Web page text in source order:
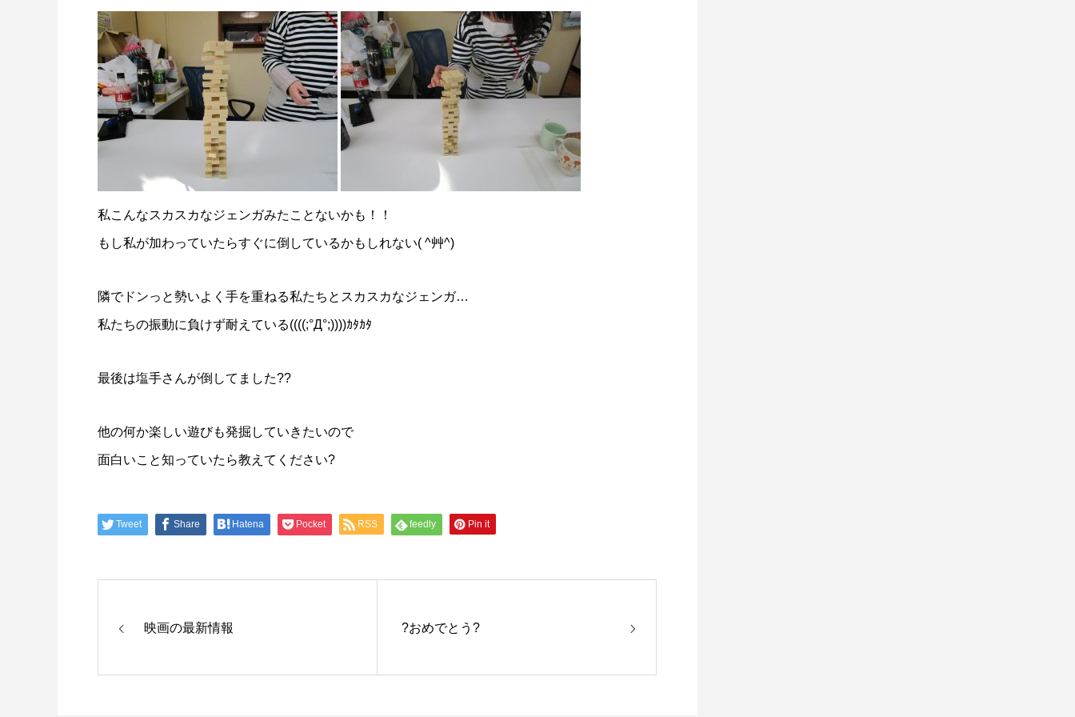
私こんなスカスカなジェンガみたことないかも！！
もし私が加わっていたらすぐに倒しているかもしれない( ^艸^)
隣でドンっと勢いよく手を重ねる私たちとスカスカなジェンガ…
私たちの振動に負けず耐えている((((;°Д°;))))ｶﾀｶﾀ
最後は塩手さんが倒してました??
他の何か楽しい遊びも発掘していきたいので
面白いこと知っていたら教えてください?
Tweet Share Hatena Pocket RSS feedly Pin it
映画の最新情報 ?おめでとう?